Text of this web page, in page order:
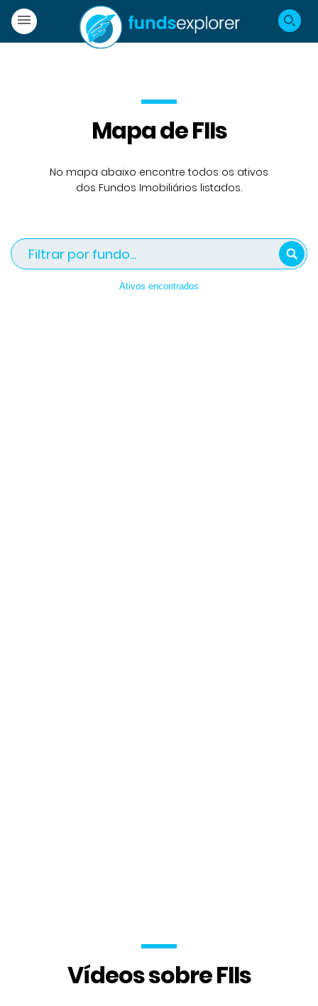
Mapa de FIIs
No mapa abaixo encontre todos os ativos
dos Fundos Imobiliários listados.
Ativos encontrados
Vídeos sobre FIIs